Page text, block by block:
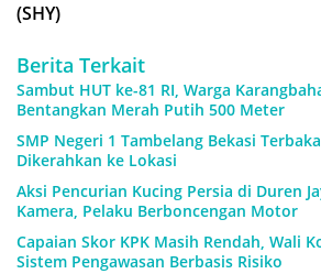
(SHY)
Berita Terkait
Sambut HUT ke-81 RI, Warga
Bentangkan Merah Putih 500 Meter
SMP Negeri 1 Tambelang Bekasi
Dikerahkan ke Lokasi
Aksi Pencurian Kucing Persia di Duren
Kamera, Pelaku Berboncengan Motor
Capaian Skor KPK Masih Rendah, Wali
Sistem Pengawasan Berbasis Risiko